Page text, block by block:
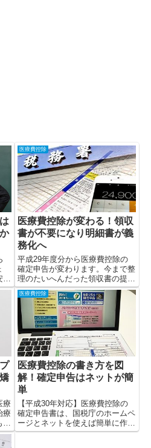
く
が
医療費控除
医療費控除が変わる！領収
書が不要になり明細書が義
務化へ
平成29年度分から医療費控除の
確定申告が変わります。今まで整
理のたいへんだった領収書の提出
がなくなり、明細書の提出が義務
化されます。
療
療
、
も
医療費控除
医療費控除の書き方を図
解！確定申告はネットが簡
単
【平成30年対応】医療費控除の
確定申告書は、国税庁のホームペ
ージとネットを使えば簡単に作れ
ます。画面のキャプチャーを使っ